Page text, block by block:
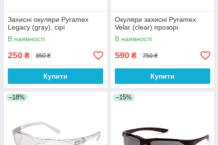
Захисні окуляри Pyramex
Legacy (gray), сірі
В наявності
250 ₴ 350 ₴
Купити
Окуляри захисні Pyramex
Velar (clear) прозорі
В наявності
590 ₴ 750 ₴
Купити
–18% –15%